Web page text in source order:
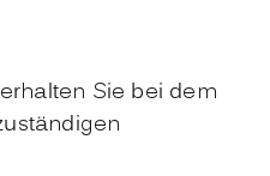
Sie bei dem